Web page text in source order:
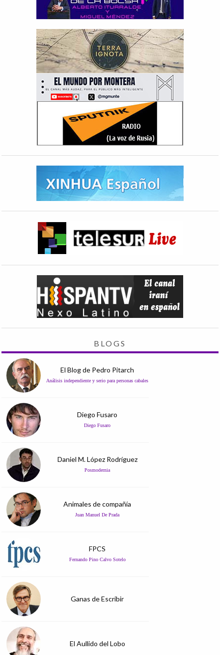
BLOGS
El Blog de Pedro Pitarch
Análisis independiente y serio para personas cabales
Diego Fusaro
Diego Fusaro
Daniel M. López Rodríguez
Posmodernia
Animales de compañía
Juan Manuel De Prada
FPCS
Fernando Pino Calvo Sotelo
Ganas de Escribir
El Aullido del Lobo